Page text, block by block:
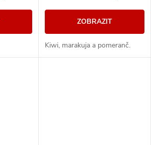
ZOBRAZIT
Kiwi, marakuja a pomeranč.